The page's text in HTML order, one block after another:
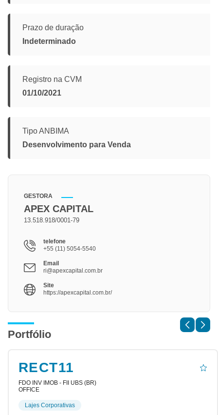
Prazo de duração
Indeterminado
Registro na CVM
01/10/2021
Tipo ANBIMA
Desenvolvimento para Venda
GESTORA
APEX CAPITAL
13.518.918/0001-79
telefone
+55 (11) 5054-5540
Email
ri@apexcapital.com.br
Site
https://apexcapital.com.br/
Portfólio
RECT11
FDO INV IMOB - FII UBS (BR)
OFFICE
Lajes Corporativas